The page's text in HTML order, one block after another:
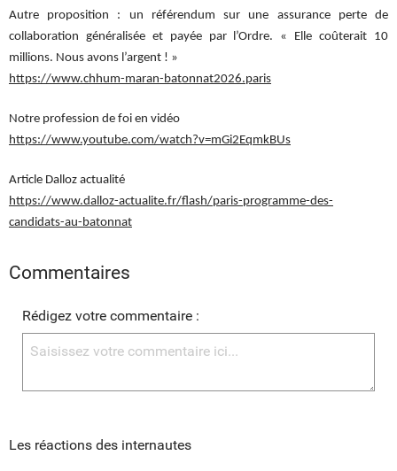
Autre proposition : un référendum sur une assurance perte de
collaboration généralisée et payée par l’Ordre. « Elle coûterait 10
millions. Nous avons l’argent ! »
https://www.chhum-maran-batonnat2026.paris
Notre profession de foi en vidéo
https://www.youtube.com/watch?v=mGi2EqmkBUs
Article Dalloz actualité
https://www.dalloz-actualite.fr/flash/paris-programme-des-
candidats-au-batonnat
Commentaires
Rédigez votre commentaire :
Les réactions des internautes